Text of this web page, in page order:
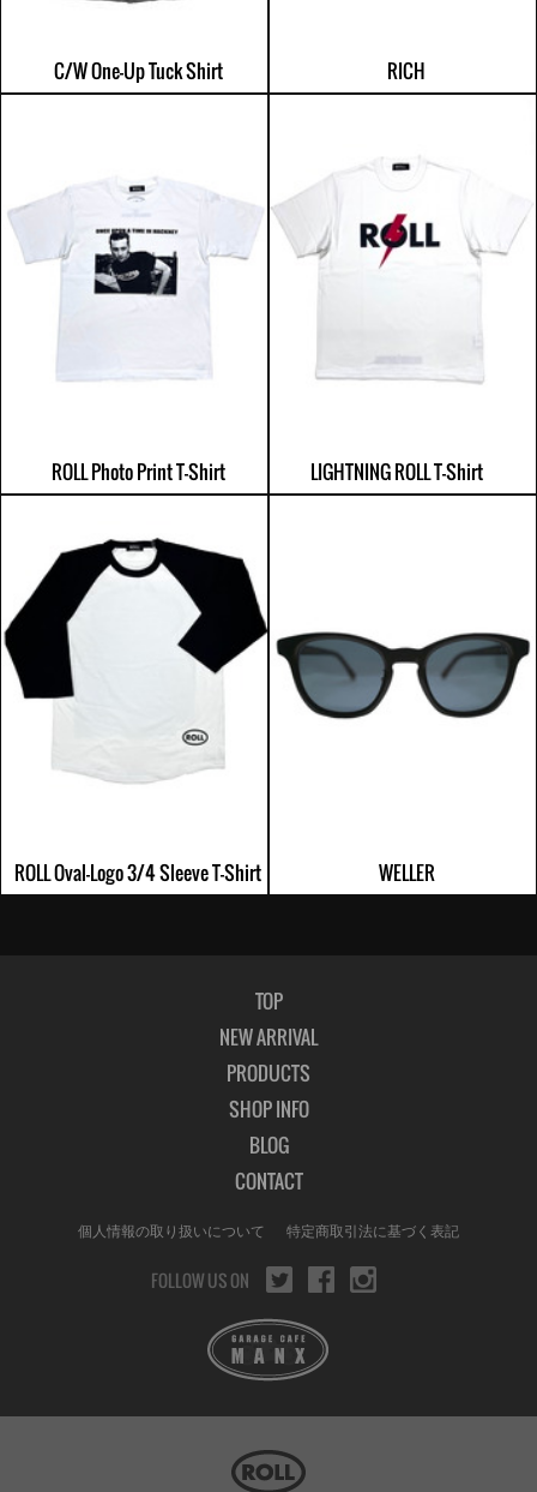
C/W One-Up Tuck Shirt RICH
ROLL Photo Print T-Shirt LIGHTNING ROLL T-Shirt
ROLL Oval-Logo 3/4 Sleeve T-Shirt WELLER
TOP
NEW ARRIVAL
PRODUCTS
SHOP INFO
BLOG
CONTACT
個人情報の取り扱いについて 特定商取引法に基づく表記
FOLLOW US ON